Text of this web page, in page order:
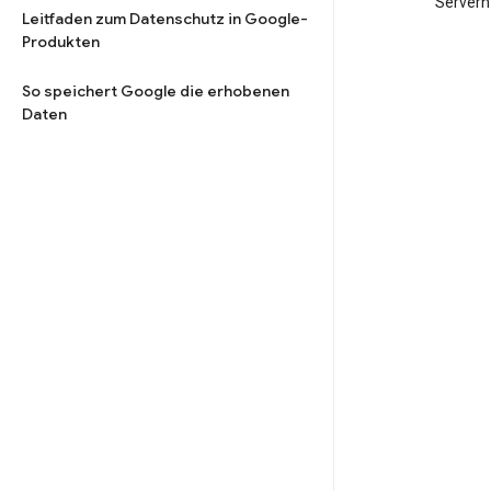
Leitfaden zum Datenschutz in Google-
Produkten
So speichert Google die erhobenen
Daten